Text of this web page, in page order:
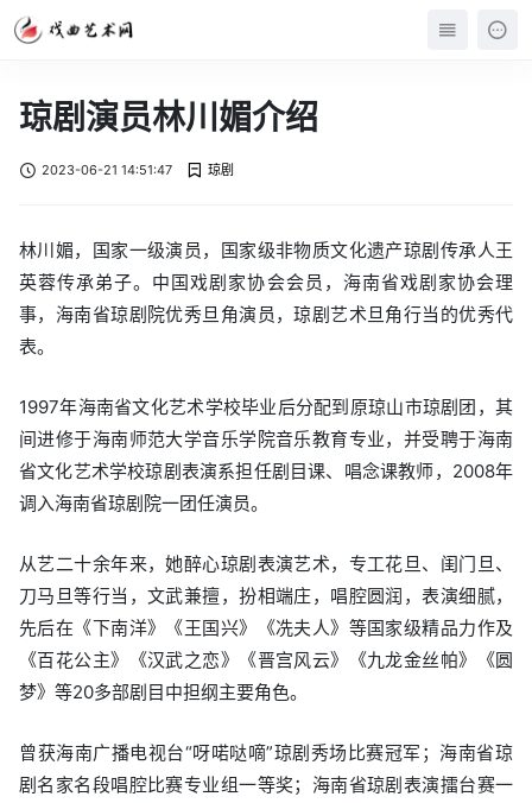
琼剧演员林川媚介绍
2023-06-21 14:51:47 琼剧
林川媚，国家一级演员，国家级非物质文化遗产琼剧传承人王
英蓉传承弟子。中国戏剧家协会会员，海南省戏剧家协会理
事，海南省琼剧院优秀旦角演员，琼剧艺术旦角行当的优秀代
表。
1997年海南省文化艺术学校毕业后分配到原琼山市琼剧团，其
间进修于海南师范大学音乐学院音乐教育专业，并受聘于海南
省文化艺术学校琼剧表演系担任剧目课、唱念课教师，2008年
调入海南省琼剧院一团任演员。
从艺二十余年来，她醉心琼剧表演艺术，专工花旦、闺门旦、
刀马旦等行当，文武兼擅，扮相端庄，唱腔圆润，表演细腻，
先后在《下南洋》《王国兴》《冼夫人》等国家级精品力作及
《百花公主》《汉武之恋》《晋宫风云》《九龙金丝帕》《圆
梦》等20多部剧目中担纲主要角色。
曾获海南广播电视台“呀喏哒嘀”琼剧秀场比赛冠军；海南省琼
剧名家名段唱腔比赛专业组一等奖；海南省琼剧表演擂台赛一